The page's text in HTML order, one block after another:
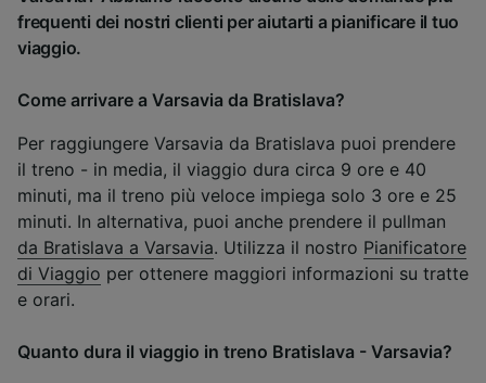
frequenti dei nostri clienti per aiutarti a pianificare il tuo
viaggio.
Come arrivare a Varsavia da Bratislava?
Per raggiungere Varsavia da Bratislava puoi prendere
il treno - in media, il viaggio dura circa 9 ore e 40
minuti, ma il treno più veloce impiega solo 3 ore e 25
minuti. In alternativa, puoi anche prendere il pullman
da Bratislava a Varsavia. Utilizza il nostro Pianificatore
di Viaggio per ottenere maggiori informazioni su tratte
e orari.
Quanto dura il viaggio in treno Bratislava - Varsavia?